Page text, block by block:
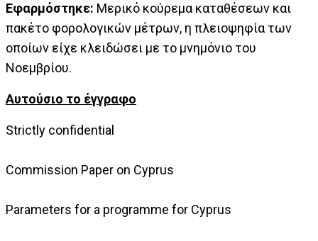
Εφαρμόστηκε: Μερικό κούρεμα καταθέσεων και
πακέτο φορολογικών μέτρων, η πλειοψηφία των
οποίων είχε κλειδώσει με το μνημόνιο του
Νοεμβρίου.
Aυτούσιο το έγγραφο
Strictly confidential
Commission Paper on Cyprus
Parameters for a programme for Cyprus